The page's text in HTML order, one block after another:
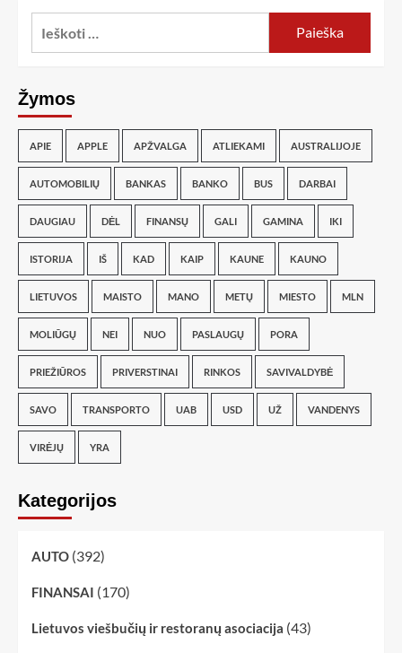
Žymos
APIE APPLE APŽVALGA ATLIEKAMI AUSTRALIJOJE
AUTOMOBILIŲ BANKAS BANKO BUS DARBAI
DAUGIAU DĖL FINANSŲ GALI GAMINA IKI
ISTORIJA IŠ KAD KAIP KAUNE KAUNO
LIETUVOS MAISTO MANO METŲ MIESTO MLN
MOLIŪGŲ NEI NUO PASLAUGŲ PORA
PRIEŽIŪROS PRIVERSTINAI RINKOS SAVIVALDYBĖ
SAVO TRANSPORTO UAB USD UŽ VANDENYS
VIRĖJŲ YRA
Kategorijos
AUTO (392)
FINANSAI (170)
Lietuvos viešbučių ir restoranų asociacija (43)